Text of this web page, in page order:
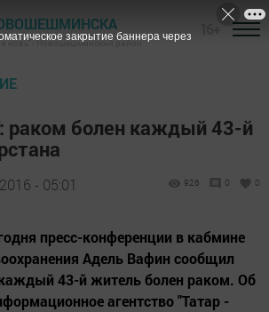
новь" - Новошешминский район
раком болен каждый 43-й
- 05:01 926 0 0
пресс-конференции в кабмине
Адель Вафин сообщил
каждый 43-й житель болен раком. Об
агентство "Татар -
закрытие баннера через